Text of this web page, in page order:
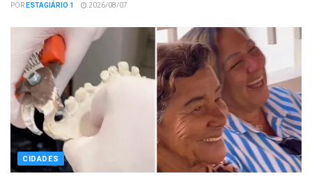
PORESTAGIÁRIO 1 2026/08/07
CIDADES